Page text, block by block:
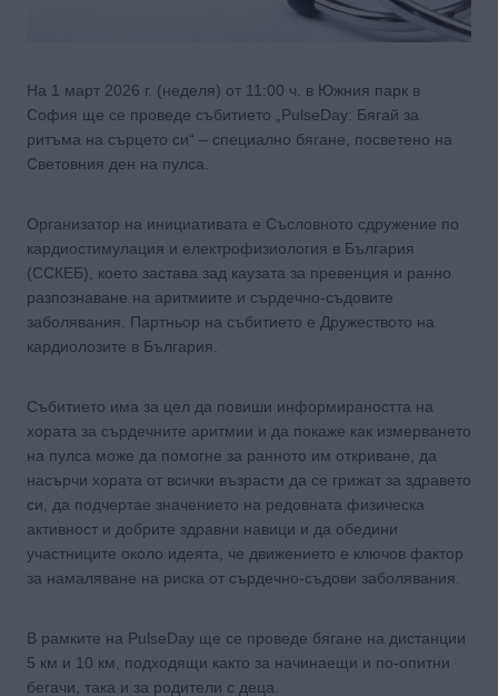
На 1 март 2026 г. (неделя) от 11:00 ч. в Южния парк в
София ще се проведе събитието „PulseDay: Бягай за
ритъма на сърцето си“ – специално бягане, посветено на
Световния ден на пулса.
Организатор на инициативата е Съсловното сдружение по
кардиостимулация и електрофизиология в България
(ССКЕБ), което застава зад каузата за превенция и ранно
разпознаване на аритмиите и сърдечно-съдовите
заболявания. Партньор на събитието е Дружеството на
кардиолозите в България.
Събитието има за цел да повиши информираността на
хората за сърдечните аритмии и да покаже как измерването
на пулса може да помогне за ранното им откриване, да
насърчи хората от всички възрасти да се грижат за здравето
си, да подчертае значението на редовната физическа
активност и добрите здравни навици и да обедини
участниците около идеята, че движението е ключов фактор
за намаляване на риска от сърдечно-съдови заболявания.
В рамките на PulseDay ще се проведе бягане на дистанции
5 км и 10 км, подходящи както за начинаещи и по-опитни
бегачи, така и за родители с деца.